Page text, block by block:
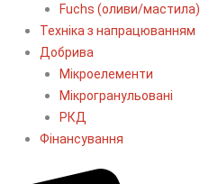
Fuchs (оливи/мастила)
Техніка з напрацюванням
Добрива
Мікроелементи
Мікрогранульовані
РКД
Фінансування